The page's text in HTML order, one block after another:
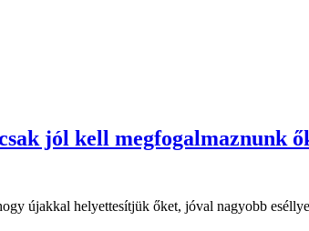
jól kell megfogalmaznunk
újakkal helyettesítjük őket, jóval nagyobb